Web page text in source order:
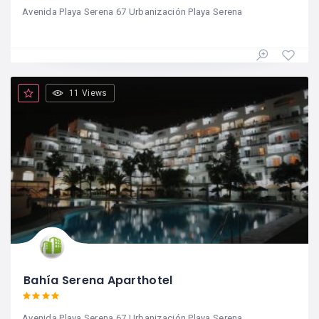
Avenida Playa Serena 67 Urbanización Playa Serena
11 Views
Bahía Serena Aparthotel